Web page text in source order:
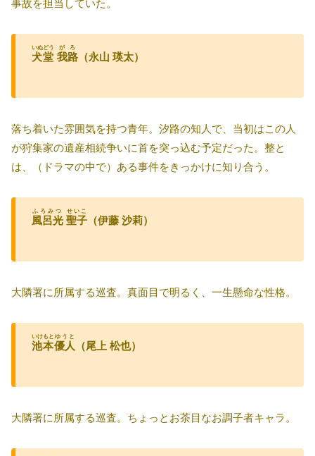
事故を担当していた。
犬堂
いぬどう
我路
がろ
（永山 瑛太）
落ち着いた雰囲気を持つ青年。汐路の知人で、当初はこの人
が狩集家の遺産相続争いに首を突っ込む予定だった。整と
は、（ドラマの中で）ある事件をきっかけに知り合う。
風呂光
ふろみつ
聖子
せいこ
（伊藤 沙莉）
大隣署に所属する巡査。真面目で明るく、一生懸命な性格。
池本
いけもと
優人
ゆうと
（尾上 松也）
大隣署に所属する巡査。ちょっとお茶目なお調子者キャラ。